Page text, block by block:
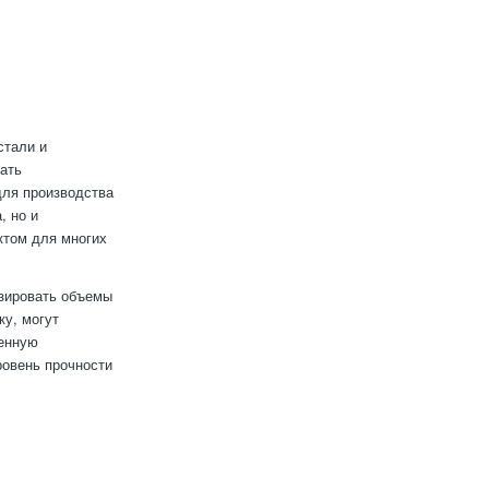
и
производства
но и
для многих
объемы
могут
прочности